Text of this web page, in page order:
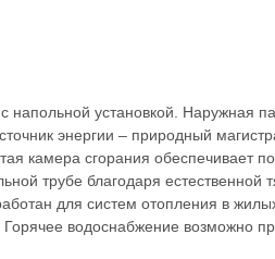
установкой. Наружная
энергии – природный
камера сгорания обеспечивает
трубе благодаря естественной
для систем отопления в
водоснабжение возможно